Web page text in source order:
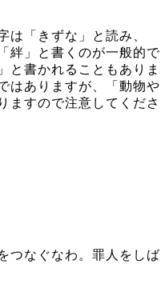
は「きずな」と読み、
絆」と書くのが一般的で
と書かれることもありま
はありますが、「動物や
ますので注意してくださ
つなぐなわ。罪人をしば